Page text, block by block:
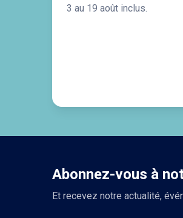
3 au 19 août inclus.
Abonnez-vous à
Et recevez notre actualité,